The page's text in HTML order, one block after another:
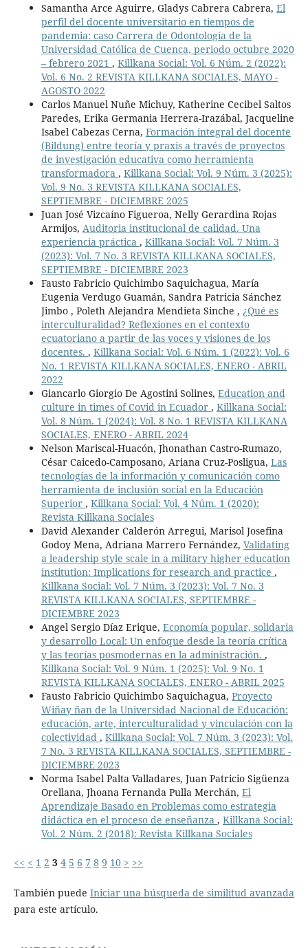
Samantha Arce Aguirre, Gladys Cabrera Cabrera, El
perfil del docente universitario en tiempos de
pandemia: caso Carrera de Odontología de la
Universidad Católica de Cuenca, periodo octubre 2020
– febrero 2021 , Killkana Social: Vol. 6 Núm. 2 (2022):
Vol. 6 No. 2 REVISTA KILLKANA SOCIALES, MAYO -
AGOSTO 2022
Carlos Manuel Nuñe Michuy, Katherine Cecibel Saltos
Paredes, Erika Germania Herrera-Irazábal, Jacqueline
Isabel Cabezas Cerna, Formación integral del docente
(Bildung) entre teoría y praxis a través de proyectos
de investigación educativa como herramienta
transformadora , Killkana Social: Vol. 9 Núm. 3 (2025):
Vol. 9 No. 3 REVISTA KILLKANA SOCIALES,
SEPTIEMBRE - DICIEMBRE 2025
Juan José Vizcaíno Figueroa, Nelly Gerardina Rojas
Armijos, Auditoria institucional de calidad. Una
experiencia práctica , Killkana Social: Vol. 7 Núm. 3
(2023): Vol. 7 No. 3 REVISTA KILLKANA SOCIALES,
SEPTIEMBRE - DICIEMBRE 2023
Fausto Fabricio Quichimbo Saquichagua, María
Eugenia Verdugo Guamán, Sandra Patricia Sánchez
Jimbo , Poleth Alejandra Mendieta Sinche , ¿Qué es
interculturalidad? Reflexiones en el contexto
ecuatoriano a partir de las voces y visiones de los
docentes. , Killkana Social: Vol. 6 Núm. 1 (2022): Vol. 6
No. 1 REVISTA KILLKANA SOCIALES, ENERO - ABRIL
2022
Giancarlo Giorgio De Agostini Solines, Education and
culture in times of Covid in Ecuador , Killkana Social:
Vol. 8 Núm. 1 (2024): Vol. 8 No. 1 REVISTA KILLKANA
SOCIALES, ENERO - ABRIL 2024
Nelson Mariscal-Huacón, Jhonathan Castro-Rumazo,
César Caicedo-Camposano, Ariana Cruz-Posligua, Las
tecnologías de la información y comunicación como
herramienta de inclusión social en la Educación
Superior , Killkana Social: Vol. 4 Núm. 1 (2020):
Revista Killkana Sociales
David Alexander Calderón Arregui, Marisol Josefina
Godoy Mena, Adriana Marrero Fernández, Validating
a leadership style scale in a military higher education
institution: Implications for research and practice ,
Killkana Social: Vol. 7 Núm. 3 (2023): Vol. 7 No. 3
REVISTA KILLKANA SOCIALES, SEPTIEMBRE -
DICIEMBRE 2023
Angel Sergio Díaz Erique, Economía popular, solidaria
y desarrollo Local: Un enfoque desde la teoría crítica
y las teorías posmodernas en la administración. ,
Killkana Social: Vol. 9 Núm. 1 (2025): Vol. 9 No. 1
REVISTA KILLKANA SOCIALES, ENERO - ABRIL 2025
Fausto Fabricio Quichimbo Saquichagua, Proyecto
Wiñay ñan de la Universidad Nacional de Educación:
educación, arte, interculturalidad y vinculación con la
colectividad , Killkana Social: Vol. 7 Núm. 3 (2023): Vol.
7 No. 3 REVISTA KILLKANA SOCIALES, SEPTIEMBRE -
DICIEMBRE 2023
Norma Isabel Palta Valladares, Juan Patricio Sigüenza
Orellana, Jhoana Fernanda Pulla Merchán, El
Aprendizaje Basado en Problemas como estrategia
didáctica en el proceso de enseñanza , Killkana Social:
Vol. 2 Núm. 2 (2018): Revista Killkana Sociales
<< < 1 2 3 4 5 6 7 8 9 10 > >>
También puede Iniciar una búsqueda de similitud avanzada
para este artículo.